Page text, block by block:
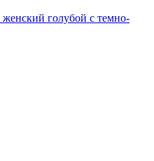
голубой с темно-